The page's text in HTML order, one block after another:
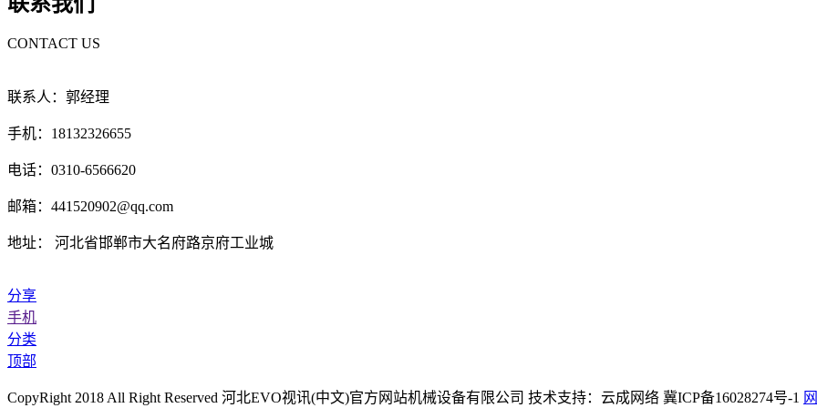
CONTACT US
联系人：郭经理
手机：18132326655
电话：0310-6566620
邮箱：441520902@qq.com
地址： 河北省邯郸市大名府路京府工业城
分享
手机
分类
顶部
CopyRight 2018 All Right Reserved 河北EVO视讯(中文)官方网站机械设备有限公司 技术支持：云成网络 冀ICP备16028274号-1